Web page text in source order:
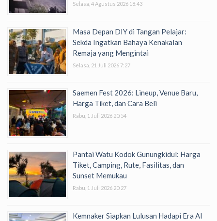
Selasa, 4 Agustus 2026 18:43
Masa Depan DIY di Tangan Pelajar:
Sekda Ingatkan Bahaya Kenakalan
Remaja yang Mengintai
Selasa, 21 Juli 2026 7:27
Saemen Fest 2026: Lineup, Venue Baru,
Harga Tiket, dan Cara Beli
Rabu, 1 Juli 2026 20:54
Pantai Watu Kodok Gunungkidul: Harga
Tiket, Camping, Rute, Fasilitas, dan
Sunset Memukau
Rabu, 1 Juli 2026 20:27
Kemnaker Siapkan Lulusan Hadapi Era AI